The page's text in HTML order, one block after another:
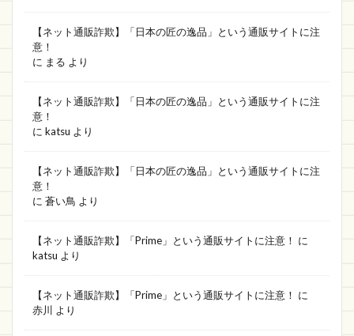
【ネット通販詐欺】「日本の匠の逸品」という通販サイトに注
意！
に まる より
【ネット通販詐欺】「日本の匠の逸品」という通販サイトに注
意！
に katsu より
【ネット通販詐欺】「日本の匠の逸品」という通販サイトに注
意！
に 蒼い鳥 より
【ネット通販詐欺】「Prime」という通販サイトに注意！ に
katsu より
【ネット通販詐欺】「Prime」という通販サイトに注意！ に
赤川 より